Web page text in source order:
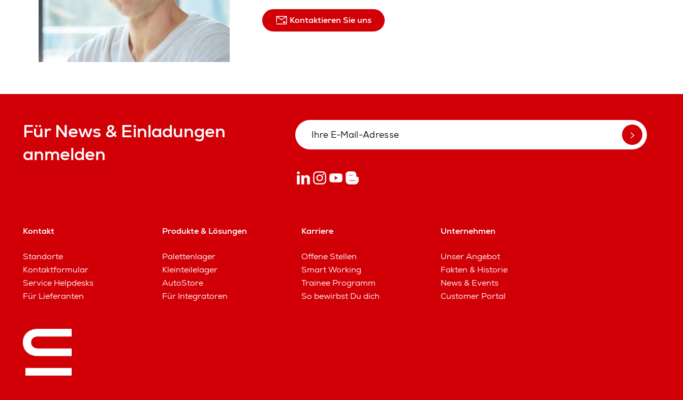
Kontaktieren Sie uns
Für News & Einladungen
anmelden
Kontakt
Standorte
Kontaktformular
Service Helpdesks
Für Lieferanten
Produkte & Lösungen
Palettenlager
Kleinteilelager
AutoStore
Für Integratoren
Karriere
Offene Stellen
Smart Working
Trainee Programm
So bewirbst Du dich
Unternehmen
Unser Angebot
Fakten & Historie
News & Events
Customer Portal